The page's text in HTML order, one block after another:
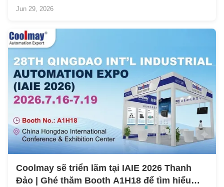
chi phí.Các kiến trúc điều khiển truyền thống thường yêu
Jun 29, 2026
Coolmay sẽ triển lãm tại IAIE 2026 Thanh
Đảo | Ghé thăm Booth A1H18 để tìm hiểu